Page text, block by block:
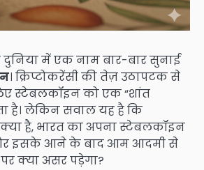
में एक नाम बार-बार सुनाई
। क्रिप्टोकरेंसी की तेज़ उठापटक से
स्टेबलकॉइन को एक “शांत
है। लेकिन सवाल यह है कि
है, भारत का अपना स्टेबलकॉइन
इसके आने के बाद आम आदमी से
क्या असर पड़ेगा?